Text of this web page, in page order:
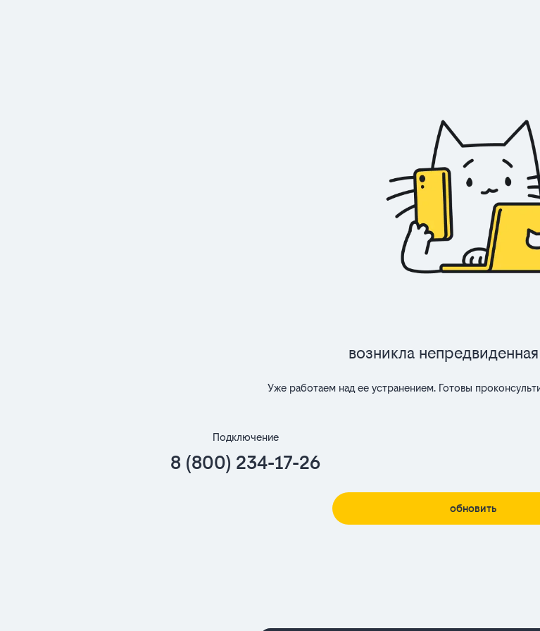
Возникла
Уже работаем над ее устранением. Готовы
Подключение
8 (800) 234-17-26
обновить